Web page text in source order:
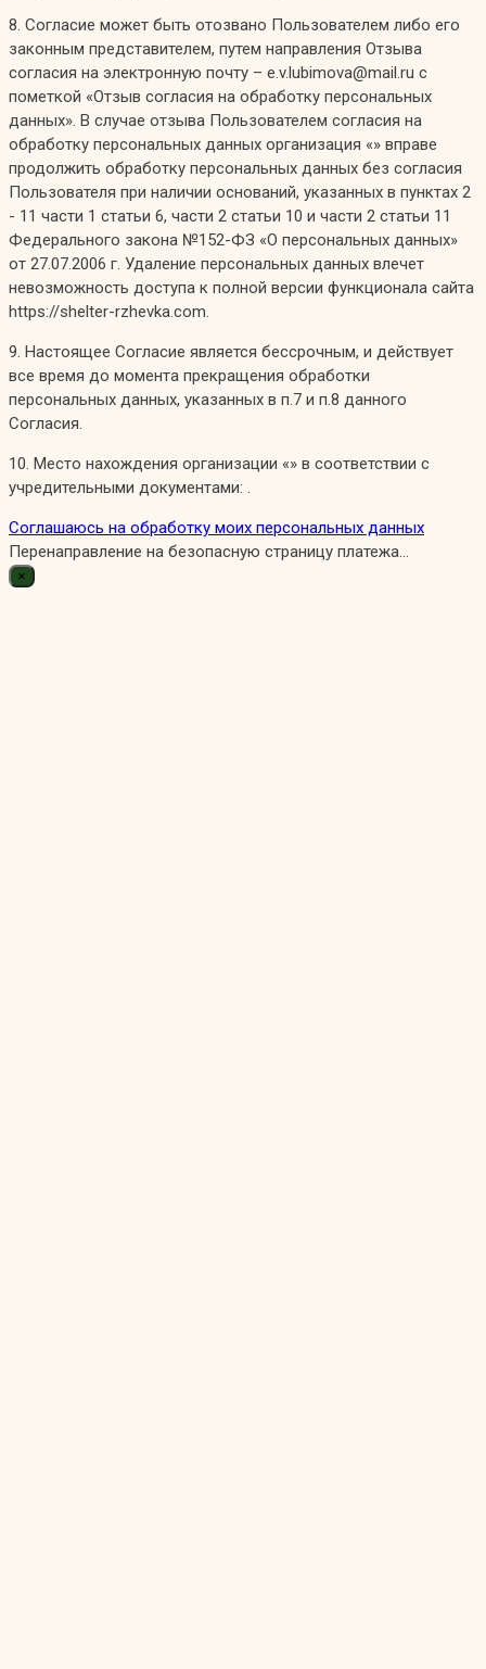
8. Согласие может быть отозвано Пользователем либо его
законным представителем, путем направления Отзыва
согласия на электронную почту – e.v.lubimova@mail.ru с
пометкой «Отзыв согласия на обработку персональных
данных». В случае отзыва Пользователем согласия на
обработку персональных данных организация «» вправе
продолжить обработку персональных данных без согласия
Пользователя при наличии оснований, указанных в пунктах 2
- 11 части 1 статьи 6, части 2 статьи 10 и части 2 статьи 11
Федерального закона №152-ФЗ «О персональных данных»
от 27.07.2006 г. Удаление персональных данных влечет
невозможность доступа к полной версии функционала сайта
https://shelter-rzhevka.com.
9. Настоящее Согласие является бессрочным, и действует
все время до момента прекращения обработки
персональных данных, указанных в п.7 и п.8 данного
Согласия.
10. Место нахождения организации «» в соответствии с
учредительными документами: .
Соглашаюсь на обработку моих персональных данных
Перенаправление на безопасную страницу платежа...
×